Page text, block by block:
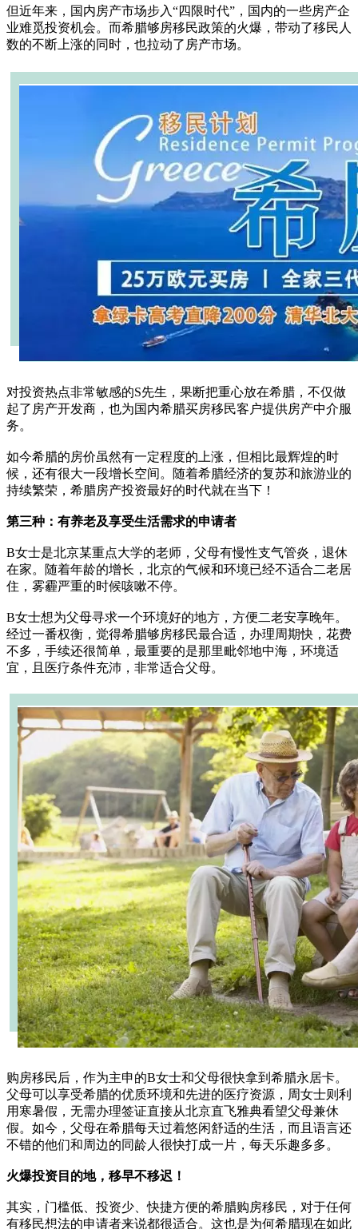
但近年来，国内房产市场步入“四限时代”，国内的一些房产企
业难觅投资机会。而希腊够房移民政策的火爆，带动了移民人
数的不断上涨的同时，也拉动了房产市场。
对投资热点非常敏感的S先生，果断把重心放在希腊，不仅做
起了房产开发商，也为国内希腊买房移民客户提供房产中介服
务。
如今希腊的房价虽然有一定程度的上涨，但相比最辉煌的时
候，还有很大一段增长空间。随着希腊经济的复苏和旅游业的
持续繁荣，希腊房产投资最好的时代就在当下！
第三种：有养老及享受生活需求的申请者
B女士是北京某重点大学的老师，父母有慢性支气管炎，退休
在家。随着年龄的增长，北京的气候和环境已经不适合二老居
住，雾霾严重的时候咳嗽不停。
B女士想为父母寻求一个环境好的地方，方便二老安享晚年。
经过一番权衡，觉得希腊够房移民最合适，办理周期快，花费
不多，手续还很简单，最重要的是那里毗邻地中海，环境适
宜，且医疗条件充沛，非常适合父母。
购房移民后，作为主申的B女士和父母很快拿到希腊永居卡。
父母可以享受希腊的优质环境和先进的医疗资源，周女士则利
用寒暑假，无需办理签证直接从北京直飞雅典看望父母兼休
假。如今，父母在希腊每天过着悠闲舒适的生活，而且语言还
不错的他们和周边的同龄人很快打成一片，每天乐趣多多。
火爆投资目的地，移早不移迟！
其实，门槛低、投资少、快捷方便的希腊购房移民，对于任何
有移民想法的申请者来说都很适合。这也是为何希腊现在如此